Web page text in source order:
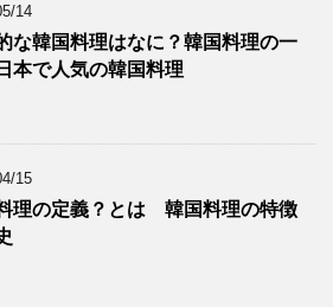
14
な韓国料理はなに？韓国料理の一
本で人気の韓国料理
15
理の定義？とは 韓国料理の特徴